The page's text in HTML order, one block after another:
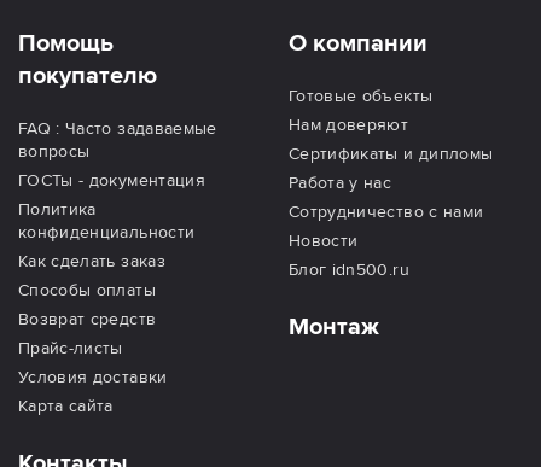
Помощь
покупателю
FAQ : Часто задаваемые
вопросы
ГОСТы - документация
Политика
конфиденциальности
Как сделать заказ
Способы оплаты
Возврат средств
Прайс-листы
Условия доставки
Карта сайта
О компании
Готовые объекты
Нам доверяют
Сертификаты и дипломы
Работа у нас
Сотрудничество с нами
Новости
Блог idn500.ru
Монтаж